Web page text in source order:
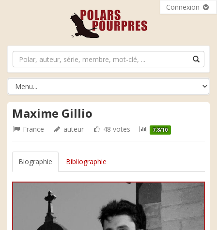
Connexion
Maxime Gillio
France auteur 48 votes 7.8/10
Biographie Bibliographie